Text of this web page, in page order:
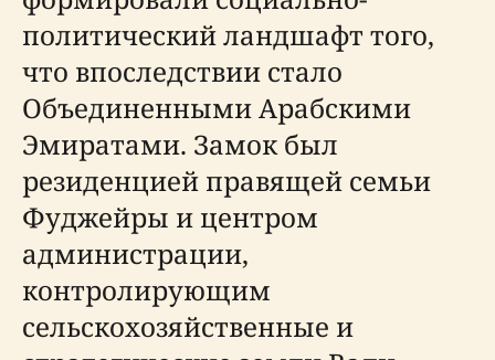
политический ландшафт того,
что впоследствии стало
Объединенными Арабскими
Эмиратами. Замок был
резиденцией правящей семьи
Фуджейры и центром
администрации,
контролирующим
сельскохозяйственные и